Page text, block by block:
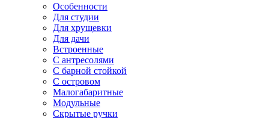
Особенности
Для студии
Для хрущевки
Для дачи
Встроенные
С антресолями
С барной стойкой
С островом
Малогабаритные
Модульные
Скрытые ручки